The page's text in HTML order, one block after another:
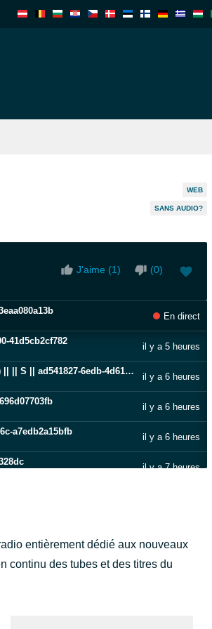
WEB
SANS AUDIO?
J'aime (1) (0)
En direct
41d5cb2cf782
il y a 5 heures
Save My Love (With Ellie Goulding & AVAION) || || S || ad541827-6edb-4d61-ae87-486299e54105
il y a 6 heures
il y a 6 heures
a7edb2a15bfb
il y a 6 heures
il y a 7 heures
il y a 7 heures
entièrement dédié aux nouveaux
continu des tubes et des titres du